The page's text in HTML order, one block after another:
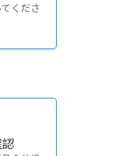
くださ